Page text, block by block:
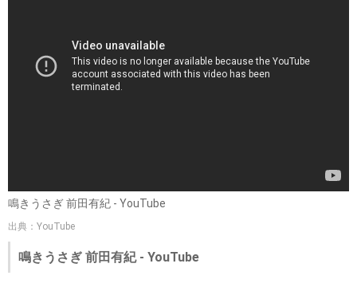
鳴きうさぎ 前田有紀 - YouTube
出典：YouTube
鳴きうさぎ 前田有紀 - YouTube